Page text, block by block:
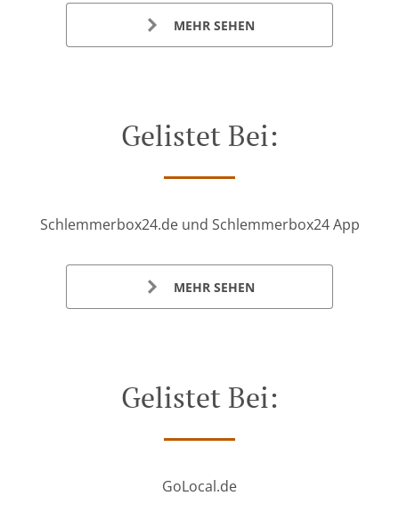
MEHR SEHEN
Gelistet Bei:
Schlemmerbox24.de und Schlemmerbox24 App
MEHR SEHEN
Gelistet Bei:
GoLocal.de